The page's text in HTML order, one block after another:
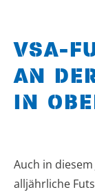
VSA-
AN
IN
Auch in
alljährliche